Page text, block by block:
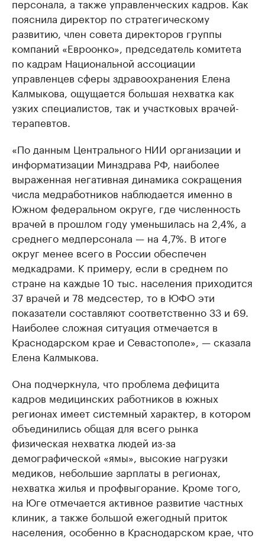
персонала, а также управленческих кадров. Как
пояснила директор по стратегическому
развитию, член совета директоров группы
компаний «Евроонко», председатель комитета
по кадрам Национальной ассоциации
управленцев сферы здравоохранения Елена
Калмыкова, ощущается большая нехватка как
узких специалистов, так и участковых врачей-
терапевтов.
«По данным Центрального НИИ организации и
информатизации Минздрава РФ, наиболее
выраженная негативная динамика сокращения
числа медработников наблюдается именно в
Южном федеральном округе, где численность
врачей в прошлом году уменьшилась на 2,4%, а
среднего медперсонала — на 4,7%. В итоге
округ менее всего в России обеспечен
медкадрами. К примеру, если в среднем по
стране на каждые 10 тыс. населения приходится
37 врачей и 78 медсестер, то в ЮФО эти
показатели составляют соответственно 33 и 69.
Наиболее сложная ситуация отмечается в
Краснодарском крае и Севастополе», — сказала
Елена Калмыкова.
Она подчеркнула, что проблема дефицита
кадров медицинских работников в южных
регионах имеет системный характер, в котором
объединились общая для всего рынка
физическая нехватка людей из-за
демографической «ямы», высокие нагрузки
медиков, небольшие зарплаты в регионах,
нехватка жилья и профвыгорание. Кроме того,
на Юге отмечается активное развитие частных
клиник, а также большой ежегодный приток
населения, особенно в Краснодарском крае, что